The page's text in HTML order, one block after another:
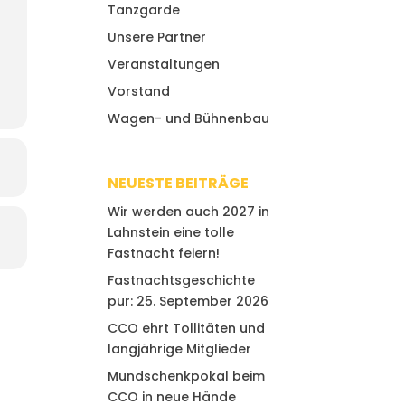
Tanzgarde
Unsere Partner
Veranstaltungen
Vorstand
Wagen- und Bühnenbau
NEUESTE BEITRÄGE
Wir werden auch 2027 in
Lahnstein eine tolle
Fastnacht feiern!
Fastnachtsgeschichte
pur: 25. September 2026
CCO ehrt Tollitäten und
langjährige Mitglieder
Mundschenkpokal beim
CCO in neue Hände